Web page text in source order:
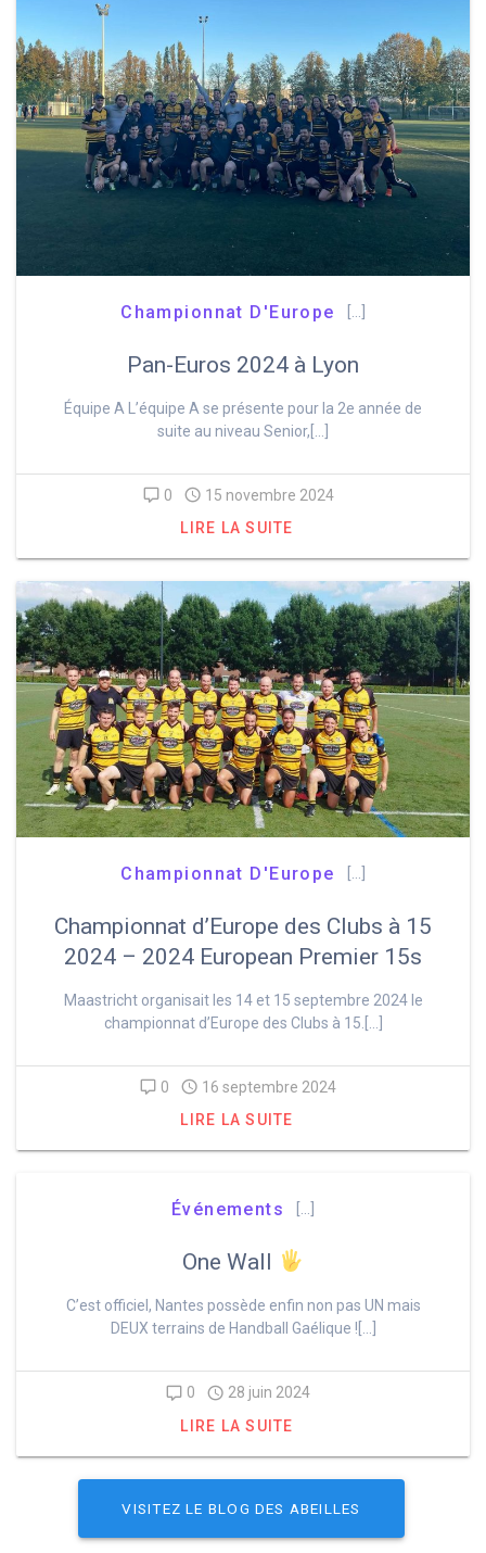
Championnat D'Europe […]
Pan-Euros 2024 à Lyon
Équipe A L’équipe A se présente pour la 2e année de
suite au niveau Senior,[…]
0
15 novembre 2024
LIRE LA SUITE
Championnat D'Europe […]
Championnat d’Europe des Clubs à 15
2024 – 2024 European Premier 15s
Maastricht organisait les 14 et 15 septembre 2024 le
championnat d’Europe des Clubs à 15.[…]
0
16 septembre 2024
LIRE LA SUITE
Événements
One Wall
C’est officiel, Nantes possède enfin non pas UN mais
DEUX terrains de Handball Gaélique ![…]
0
28 juin 2024
LIRE LA SUITE
VISITEZ LE BLOG DES ABEILLES